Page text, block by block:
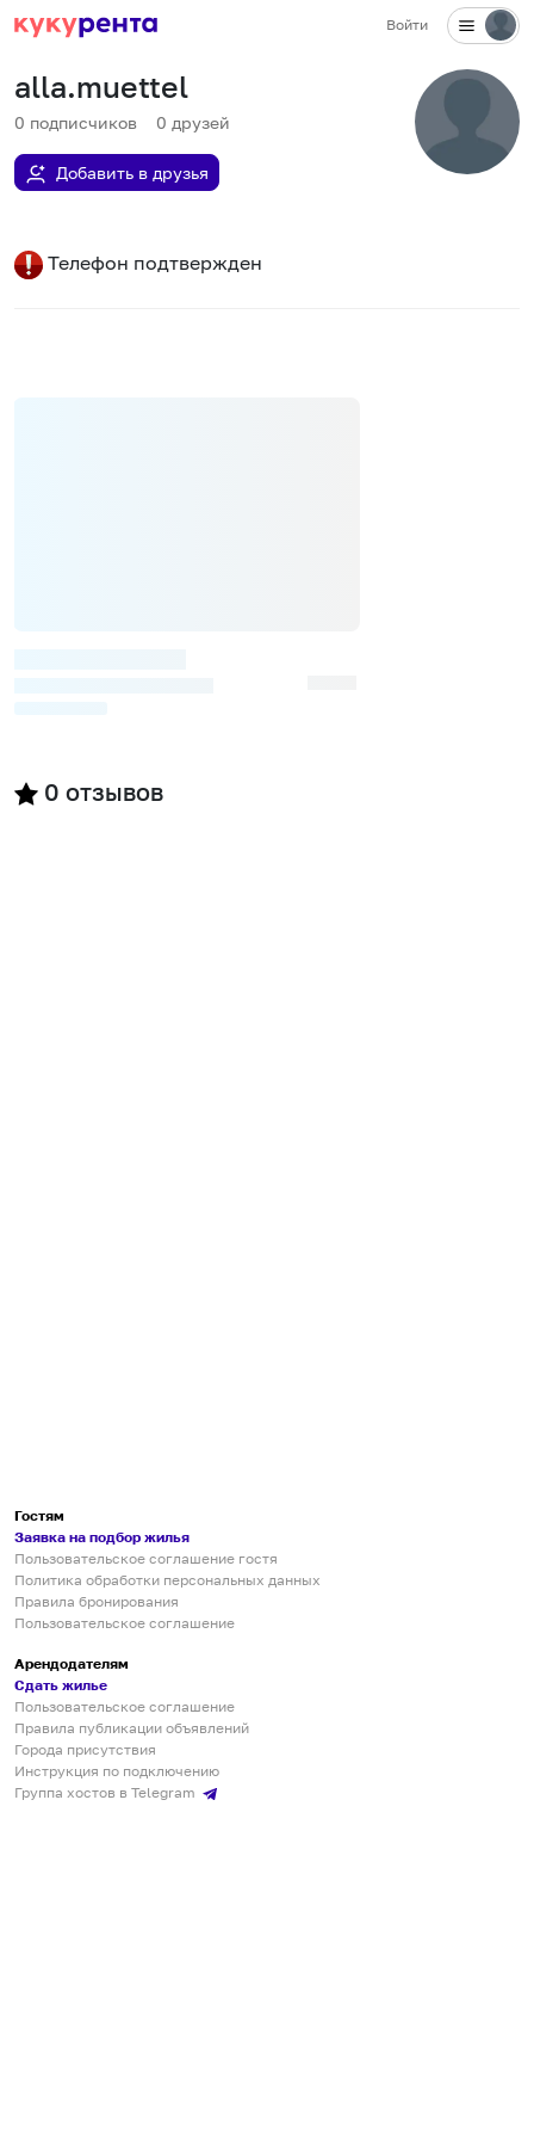
Войти
alla.muettel
0 подписчиков 0 друзей
Добавить в друзья
Телефон подтвержден
0 отзывов
Гостям
Заявка на подбор жилья
Пользовательское соглашение гостя
Политика обработки персональных данных
Правила бронирования
Пользовательское соглашение
Арендодателям
Сдать жилье
Пользовательское соглашение
Правила публикации объявлений
Города присутствия
Инструкция по подключению
Группа хостов в Telegram